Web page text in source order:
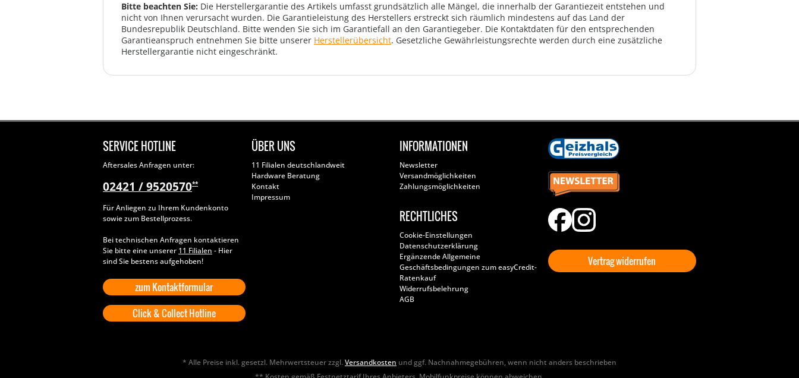
Bitte beachten Sie: Die Herstellergarantie des Artikels umfasst grundsätzlich alle Mängel, die innerhalb der Garantiezeit entstehen und
nicht von Ihnen verursacht wurden. Die Garantieleistung des Herstellers erstreckt sich räumlich mindestens auf das Land der
Bundesrepublik Deutschland. Bitte wenden Sie sich im Garantiefall an den Garantiegeber. Die Kontaktdaten für den entsprechenden
Garantieanspruch entnehmen Sie bitte unserer Herstellerübersicht. Gesetzliche Gewährleistungsrechte werden durch eine zusätzliche
Herstellergarantie nicht eingeschränkt.
SERVICE HOTLINE
Aftersales Anfragen unter:
02421 / 9520570**
Für Anliegen zu Ihrem Kundenkonto
sowie zum Bestellprozess.
Bei technischen Anfragen kontaktieren
Sie bitte eine unserer 11 Filialen - Hier
sind Sie bestens aufgehoben!
zum Kontaktformular
Click & Collect Hotline
ÜBER UNS
11 Filialen deutschlandweit
Hardware Beratung
Kontakt
Impressum
INFORMATIONEN
Newsletter
Versandmöglichkeiten
Zahlungsmöglichkeiten
RECHTLICHES
Cookie-Einstellungen
Datenschutzerklärung
Ergänzende Allgemeine
Geschäftsbedingungen zum easyCredit-
Ratenkauf
Widerrufsbelehrung
AGB
Vertrag widerrufen
* Alle Preise inkl. gesetzl. Mehrwertsteuer zzgl.Versandkosten und ggf. Nachnahmegebühren, wenn nicht anders beschrieben